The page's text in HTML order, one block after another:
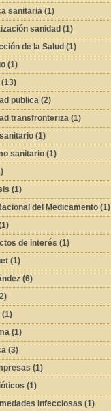
sanitaria (1)
sanidad (1)
de la Salud (1)
(1)
publica (2)
transfronteriza (1)
(1)
sanitario (1)
(1)
del Medicamento (1)
de interés (1)
(1)
(6)
(1)
(1)
(3)
(1)
(1)
Infecciosas (1)